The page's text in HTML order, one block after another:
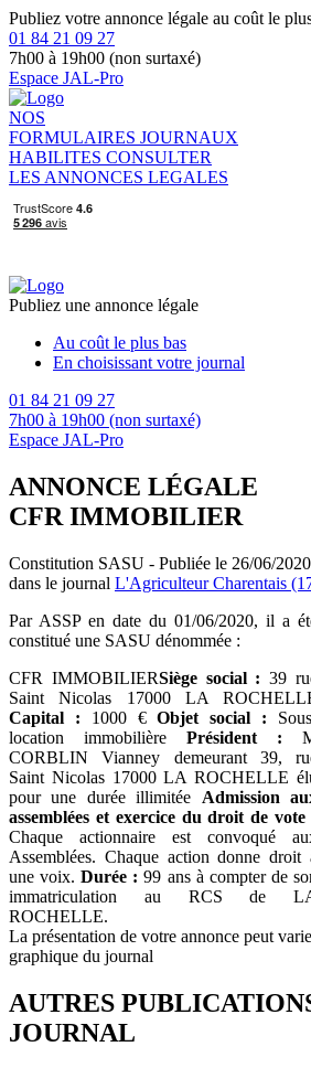
Publiez votre annonce légale au coût le
01 84 21 09 27
7h00 à 19h00 (non surtaxé)
Espace JAL-Pro
NOS
FORMULAIRES JOURNAUX
HABILITES CONSULTER
LES ANNONCES LEGALES
Publiez une annonce légale
Au coût le plus bas
En choisissant votre journal
01 84 21 09 27
7h00 à 19h00 (non surtaxé)
Espace JAL-Pro
ANNONCE LÉGALE
CFR IMMOBILIER
Constitution SASU - Publiée le 26/06/2020
dans le journal L'Agriculteur Charentais
Par ASSP en date du 01/06/2020, il a
constitué une SASU dénommée :
CFR IMMOBILIERSiège social : 39
Saint Nicolas 17000 LA
Capital : 1000 €Objet social :
location immobilière Président :
CORBLIN Vianney demeurant 39,
Saint Nicolas 17000 LA ROCHELLE
pour une durée illimitée Admission
assemblées et exercice du droit de vote
Chaque actionnaire est convoqué
Assemblées. Chaque action donne droit
une voix.Durée : 99 ans à compter de
immatriculation au RCS de
ROCHELLE.
La présentation de votre annonce peut
graphique du journal
AUTRES
JOURNAL